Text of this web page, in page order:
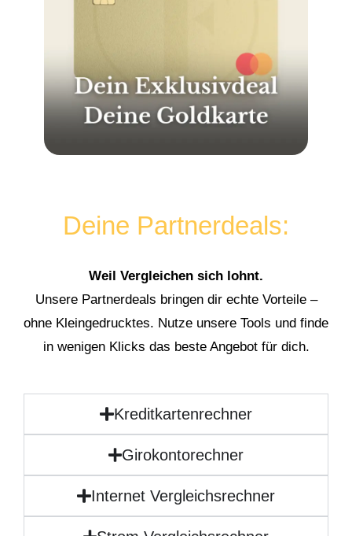
Deine Partnerdeals:
Weil Vergleichen sich lohnt.
Unsere Partnerdeals bringen dir echte Vorteile –
ohne Kleingedrucktes. Nutze unsere Tools und finde
in wenigen Klicks das beste Angebot für dich.
Kreditkartenrechner
Girokontorechner
Internet Vergleichsrechner